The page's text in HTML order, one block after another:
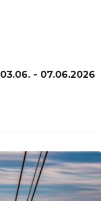
03.06. - 07.06.2026